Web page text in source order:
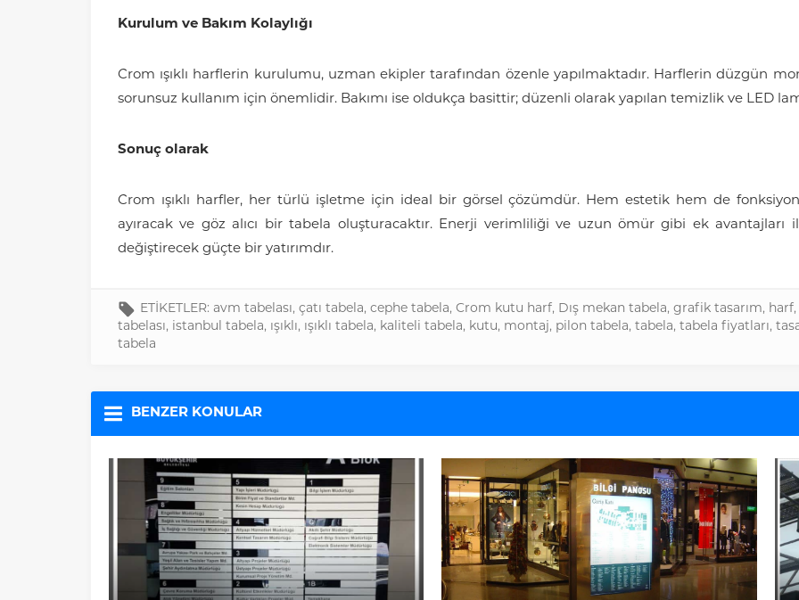
Kurulum ve Bakım Kolaylığı
Crom ışıklı harflerin kurulumu, uzman ekipler tarafından özenle yapılmaktadır. Harflerin düzgün
sorunsuz kullanım için önemlidir. Bakımı ise oldukça basittir; düzenli olarak yapılan temizlik ve LED
Sonuç olarak
Crom ışıklı harfler, her türlü işletme için ideal bir görsel çözümdür. Hem estetik hem de
ayıracak ve göz alıcı bir tabela oluşturacaktır. Enerji verimliliği ve uzun ömür gibi ek avantajları
değiştirecek güçte bir yatırımdır.
ETİKETLER: avm tabelası, çatı tabela, cephe tabela, Crom kutu harf, Dış mekan tabela, grafik tasarım, harf,
tabelası, istanbul tabela, ışıklı, ışıklı tabela, kaliteli tabela, kutu, montaj, pilon tabela, tabela, tabela fiyatları,
tabela
BENZER KONULAR